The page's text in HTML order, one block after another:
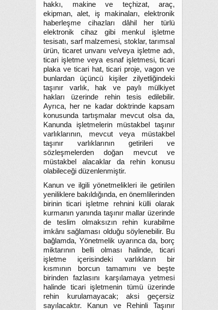
hakkı, makine ve teçhizat, araç,
ekipman, alet, iş makinaları, elektronik
haberleşme cihazları dâhil her türlü
elektronik cihaz gibi menkul işletme
tesisatı, sarf malzemesi, stoklar, tarımsal
ürün, ticaret unvanı ve/veya işletme adı,
ticari işletme veya esnaf işletmesi, ticari
plaka ve ticari hat, ticari proje, vagon ve
bunlardan üçüncü kişiler zilyetliğindeki
taşınır varlık, hak ve paylı mülkiyet
hakları üzerinde rehin tesis edilebilir.
Ayrıca, her ne kadar doktrinde kapsam
konusunda tartışmalar mevcut olsa da,
Kanunda işletmelerin müstakbel taşınır
varlıklarının, mevcut veya müstakbel
taşınır varlıklarının getirileri ve
sözleşmelerden doğan mevcut ve
müstakbel alacaklar da rehin konusu
olabileceği düzenlenmiştir.
Kanun ve ilgili yönetmelikleri ile getirilen
yeniliklere bakıldığında, en önemlilerinden
birinin ticari işletme rehnini külli olarak
kurmanın yanında taşınır mallar üzerinde
de teslim olmaksızın rehin kurabilme
imkânı sağlaması olduğu söylenebilir. Bu
bağlamda, Yönetmelik uyarınca da, borç
miktarının belli olması halinde, ticari
işletme içerisindeki varlıkların bir
kısmının borcun tamamını ve beşte
birinden fazlasını karşılamaya yetmesi
halinde ticari işletmenin tümü üzerinde
rehin kurulamayacak; aksi geçersiz
sayılacaktır. Kanun ve Rehinli Taşınır